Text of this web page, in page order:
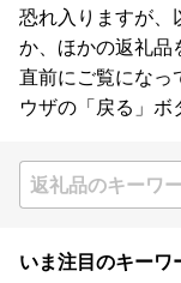
恐れ入りますが、
か、ほかの返礼品
直前にご覧になっ
ウザの「戻る」ボ
いま注目のキーワ